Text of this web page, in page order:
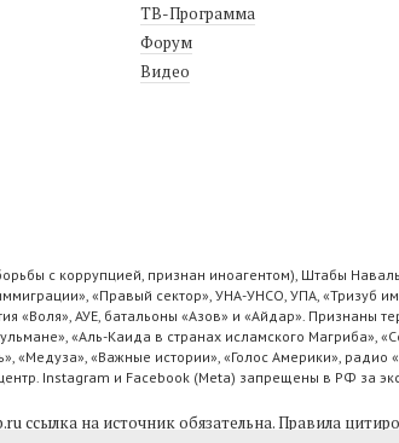
ТВ-Программа
Форум
Видео
с коррупцией, признан иноагентом), Штабы
«Правый сектор», УНА-УНСО, УПА, «Тризуб
«Воля», АУЕ, батальоны «Азов» и «Айдар».
«Аль-Каида в странах исламского Магриба»,
«Важные истории», «Голос Америки»,
Instagram и Facebook (Metа) запрещены в РФ за
ссылка на источник обязательна.Правила